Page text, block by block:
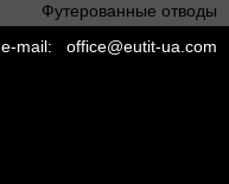
Футерованные отводы
e-mail: office@eutit-ua.com